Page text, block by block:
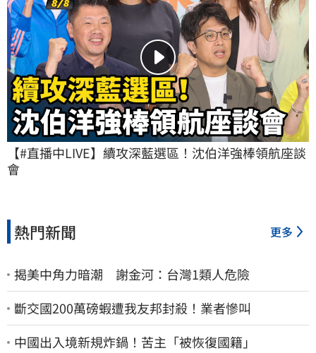
【#直播中LIVE】續攻深藍選區！沈伯洋強棒領航座談
會
熱門新聞 更多
揭美中角力暗潮 謝金河：台灣1類人危險
斷交國200萬磅蝦遭我友邦封殺！業者慘叫
中國出入境新規炸鍋！苦主「被恢復國籍」